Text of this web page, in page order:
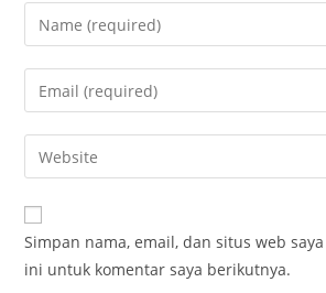
Enter
your
name
comment
Enter
your
email
address
comment
Enter
your
website
URL
(optional)
Simpan nama, email, dan situs web
ini untuk komentar saya berikutnya.